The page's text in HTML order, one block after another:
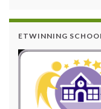
ETWINNING